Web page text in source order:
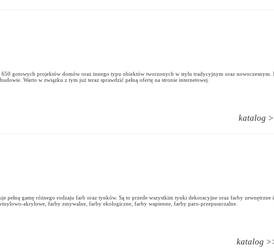
gotowych projektów domów oraz innego typu obiektów tworzonych w stylu tradycyjnym oraz
Warto w związku z tym już teraz sprawdzić pełną ofertę na stronie internetowej.
katalog
gamę różnego rodzaju farb oraz tynków. Są to przede wszystkim tynki dekoracyjne oraz farby
akrylowe, farby zmywalne, farby ekologiczne, farby wapienne, farby paro-przepuszczalne.
katalog